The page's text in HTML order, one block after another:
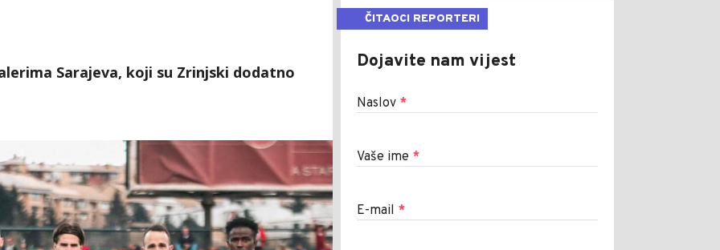
Sarajeva, koji su Zrinjski dodatno
ČITAOCI REPORTERI
Dojavite nam vijest
Naslov *
Vaše ime *
E-mail *